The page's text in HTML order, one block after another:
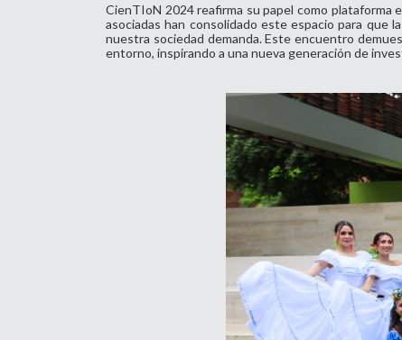
CienTIoN 2024 reafirma su papel como plataforma
asociadas han consolidado este espacio para que
nuestra sociedad demanda. Este encuentro
entorno, inspirando a una nueva generación de